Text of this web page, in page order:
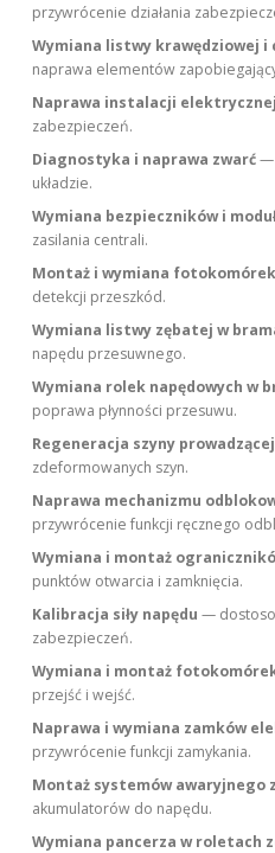
przywrócenie działania
Wymiana listwy krawędziowej
naprawa elementów
Naprawa instalacji
zabezpieczeń.
Diagnostyka i naprawa zwarć—
układzie.
Wymiana bezpieczników i
zasilania centrali.
Montaż i wymiana
detekcji przeszkód.
Wymiana listwy zębatej w
napędu przesuwnego.
Wymiana rolek napędowych w
poprawa płynności przesuwu.
Regeneracja szyny
zdeformowanych szyn.
Naprawa mechanizmu
przywrócenie funkcji ręcznego
Wymiana i montaż
punktów otwarcia i zamknięcia.
Kalibracja siły napędu —
zabezpieczeń.
Wymiana i montaż
przejść i wejść.
Naprawa i wymiana zamków
przywrócenie funkcji zamykania.
Montaż systemów awaryjnego
akumulatorów do napędu.
Wymiana pancerza w roletach